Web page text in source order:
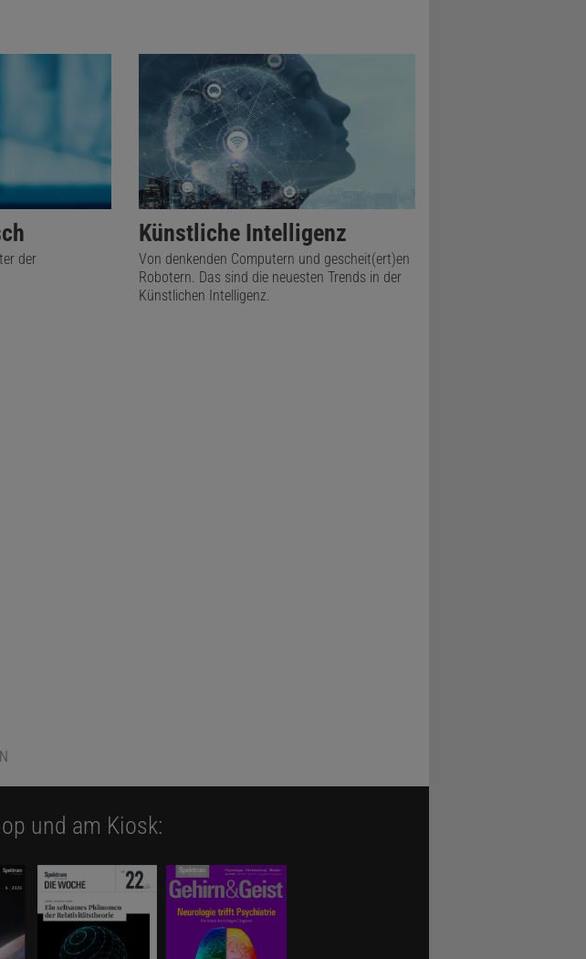
der
Künstliche Intelligenz
Von denkenden Computern und gescheit(ert)en
Robotern. Das sind die neuesten Trends in der
Künstlichen Intelligenz.
und am Kiosk: